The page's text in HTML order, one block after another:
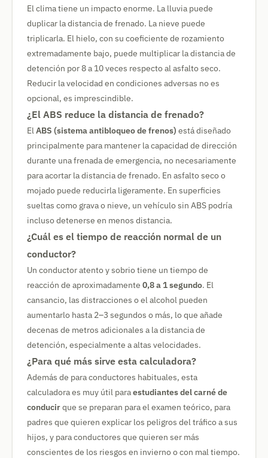
El clima tiene un impacto enorme. La lluvia puede
duplicar la distancia de frenado. La nieve puede
triplicarla. El hielo, con su coeficiente de rozamiento
extremadamente bajo, puede multiplicar la distancia de
detención por 8 a 10 veces respecto al asfalto seco.
Reducir la velocidad en condiciones adversas no es
opcional, es imprescindible.
¿El ABS reduce la distancia de frenado?
ElABS (sistema antibloqueo de frenos) está diseñado
principalmente para mantener la capacidad de dirección
durante una frenada de emergencia, no necesariamente
para acortar la distancia de frenado. En asfalto seco o
mojado puede reducirla ligeramente. En superficies
sueltas como grava o nieve, un vehículo sin ABS podría
incluso detenerse en menos distancia.
¿Cuál es el tiempo de reacción normal de un
conductor?
Un conductor atento y sobrio tiene un tiempo de
reacción de aproximadamente 0,8 a 1 segundo. El
cansancio, las distracciones o el alcohol pueden
aumentarlo hasta 2–3 segundos o más, lo que añade
decenas de metros adicionales a la distancia de
detención, especialmente a altas velocidades.
¿Para qué más sirve esta calculadora?
Además de para conductores habituales, esta
calculadora es muy útil paraestudiantes del carné de
conducirque se preparan para el examen teórico, para
padres que quieren explicar los peligros del tráfico a sus
hijos, y para conductores que quieren ser más
conscientes de los riesgos en invierno o con mal tiempo.